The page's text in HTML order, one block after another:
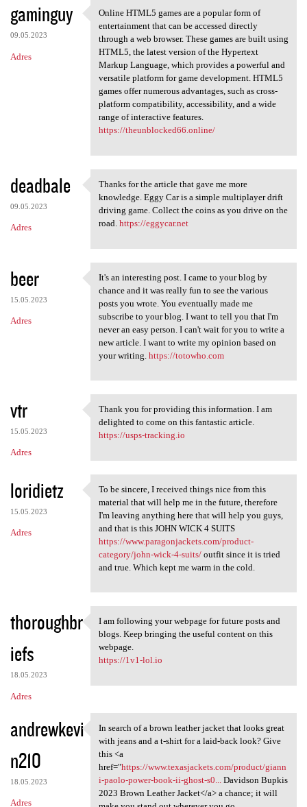
gaminguy
09.05.2023
Adres
Online HTML5 games are a
Online HTML5 games are a popular form of
entertainment that can be accessed directly
through a web browser. These games are built using
HTML5, the latest version of the Hypertext
Markup Language, which provides a powerful and
versatile platform for game development. HTML5
games offer numerous advantages, such as cross-
platform compatibility, accessibility, and a wide
range of interactive features.
https://theunblocked66.online/
deadbale
09.05.2023
Adres
Thanks for the article that
Thanks for the article that gave me more
knowledge. Eggy Car is a simple multiplayer drift
driving game. Collect the coins as you drive on the
road. https://eggycar.net
beer
15.05.2023
Adres
It's an interesting post. I
It's an interesting post. I came to your blog by
chance and it was really fun to see the various
posts you wrote. You eventually made me
subscribe to your blog. I want to tell you that I'm
never an easy person. I can't wait for you to write a
new article. I want to write my opinion based on
your writing. https://totowho.com
vtr
15.05.2023
Adres
Thank you for providing this
Thank you for providing this information. I am
delighted to come on this fantastic article.
https://usps-tracking.io
loridietz
15.05.2023
Adres
To be sincere, I received
To be sincere, I received things nice from this
material that will help me in the future, therefore
I'm leaving anything here that will help you guys,
and that is this JOHN WICK 4 SUITS
https://www.paragonjackets.com/product-
category/john-wick-4-suits/outfit since it is tried
and true. Which kept me warm in the cold.
thoroughbr
iefs
18.05.2023
Adres
I am following your webpage
I am following your webpage for future posts and
blogs. Keep bringing the useful content on this
webpage.
https://1v1-lol.io
andrewkevi
n210
18.05.2023
Adres
In search of a brown leather
In search of a brown leather jacket that looks great
with jeans and a t-shirt for a laid-back look? Give
this <a
href="https://www.texasjackets.com/product/giann
i-paolo-power-book-ii-ghost-s0...Davidson Bupkis
2023 Brown Leather Jacket</a> a chance; it will